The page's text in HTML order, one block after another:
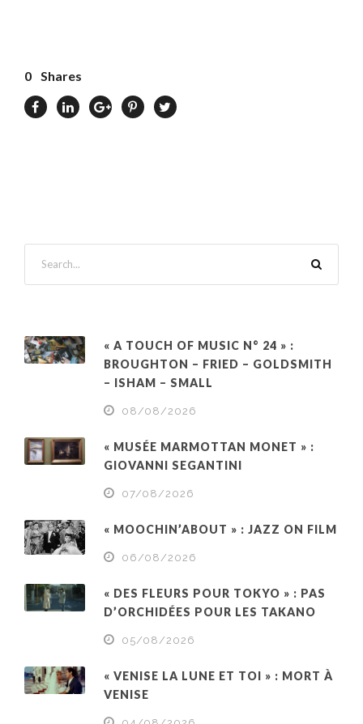
0 Shares
« A TOUCH OF MUSIC N° 24 » :
BROUGHTON – FRIED – GOLDSMITH
– ISHAM – SMALL
08/08/2026
« MUSÉE MARMOTTAN MONET » :
GIOVANNI SEGANTINI
07/08/2026
« MOOCHIN’ABOUT » : JAZZ ON FILM
06/08/2026
« DES FLEURS POUR TOKYO » : PAS
D’ORCHIDÉES POUR LES TAKANO
05/08/2026
« VENISE LA LUNE ET TOI » : MORT À
VENISE